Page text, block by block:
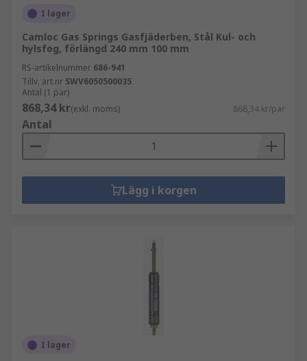
I lager
Camloc Gas Springs Gasfjäderben, Stål Kul- och
hylsfog, förlängd 240 mm 100 mm
RS-artikelnummer 686-941
Tillv. art.nr SWV6050500035
Antal (1 par)
868,34 kr(exkl. moms) 868,34 kr/par
Antal
Lägg i korgen
I lager